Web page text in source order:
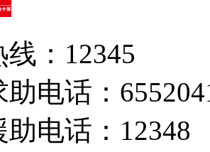
：12345
电话：
电话：12348